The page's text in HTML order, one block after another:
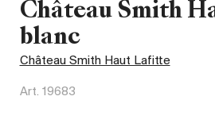
Château Smith
blanc
Château Smith Haut Lafitte
Art. 19683